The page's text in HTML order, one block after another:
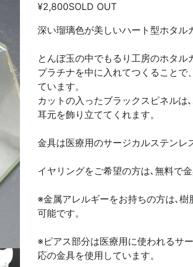
¥2,800SOLD OUT
深い瑠璃色が美しいハート型ホタル
とんぼ玉の中でもるり工房のホタル
プラチナを中に入れてつくることで
ています。
カットの入ったブラックスピネルは
耳元を飾り立ててくれます。
金具は医療用のサージカルステンレ
イヤリングをご希望の方は､無料で金
※金属アレルギーをお持ちの方は､
可能です。
※ピアス部分は医療用に使われるサ
応の金具を使用しています。